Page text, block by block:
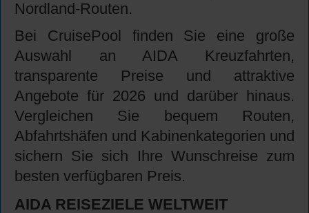
Nordland-Routen.
Bei CruisePool finden Sie eine große
Auswahl an AIDA Kreuzfahrten,
transparente Preise und attraktive
Angebote für 2026 und darüber hinaus.
Vergleichen Sie bequem Routen,
Abfahrtshäfen und Kabinenkategorien und
sichern Sie sich Ihre Wunschreise zum
besten verfügbaren Preis.
AIDA REISEZIELE WELTWEIT